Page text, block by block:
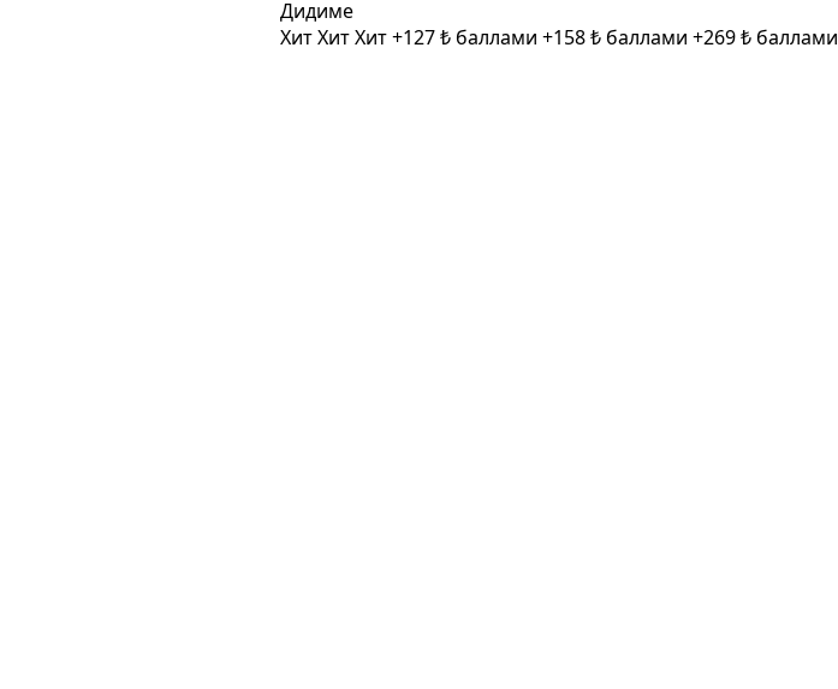
ХитХитХит+127 ₺ баллами +158 ₺ баллами +269 ₺ баллами